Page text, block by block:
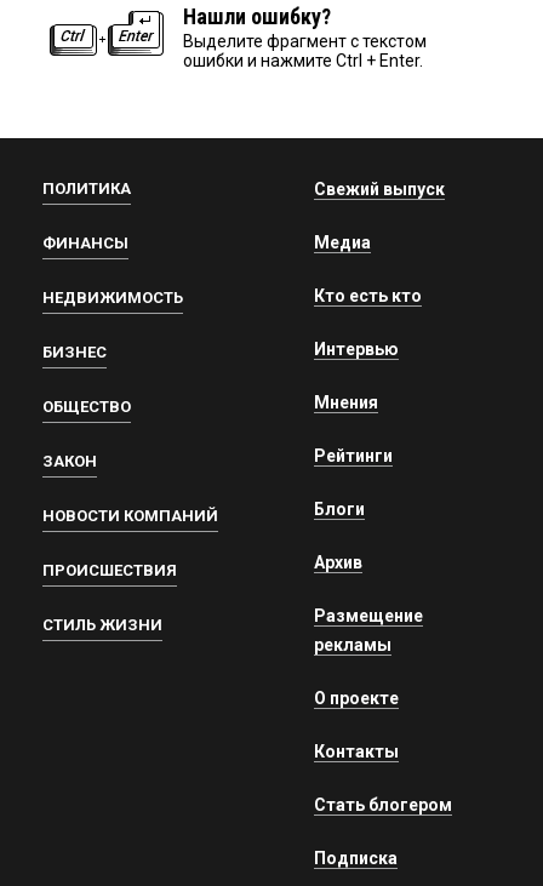
Нашли ошибку?
Выделите фрагмент с текстом
ошибки и нажмите Ctrl + Enter.
ПОЛИТИКА
ФИНАНСЫ
НЕДВИЖИМОСТЬ
БИЗНЕС
ОБЩЕСТВО
ЗАКОН
НОВОСТИ КОМПАНИЙ
ПРОИСШЕСТВИЯ
СТИЛЬ ЖИЗНИ
Свежий выпуск
Медиа
Кто есть кто
Интервью
Мнения
Рейтинги
Блоги
Архив
Размещение
рекламы
О проекте
Контакты
Стать блогером
Подписка